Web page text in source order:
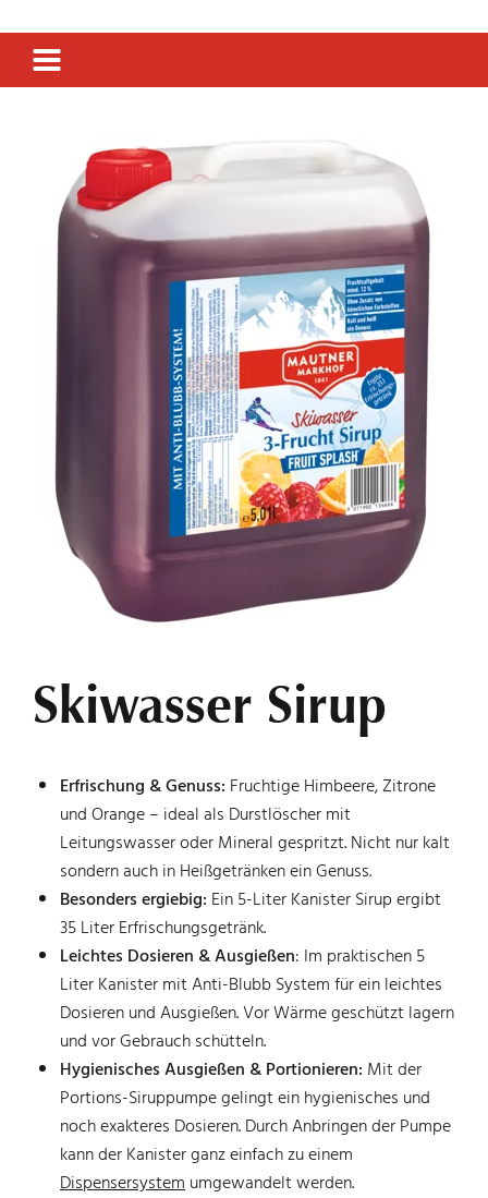
SENF & FEINKOST
SIRUP & GETRÄNKE
ASIA & ETHNO
Skiwasser Sirup
Erfrischung & Genuss: Fruchtige Himbeere, Zitrone
und Orange – ideal als Durstlöscher mit
Leitungswasser oder Mineral gespritzt. Nicht nur kalt
sondern auch in Heißgetränken ein Genuss.
Besonders ergiebig: Ein 5-Liter Kanister Sirup ergibt
35 Liter Erfrischungsgetränk.
Leichtes Dosieren & Ausgießen: Im praktischen 5
Liter Kanister mit Anti-Blubb System für ein leichtes
Dosieren und Ausgießen. Vor Wärme geschützt lagern
und vor Gebrauch schütteln.
Hygienisches Ausgießen & Portionieren: Mit der
Portions-Siruppumpe gelingt ein hygienisches und
noch exakteres Dosieren. Durch Anbringen der Pumpe
kann der Kanister ganz einfach zu einem
Dispensersystemumgewandelt werden.